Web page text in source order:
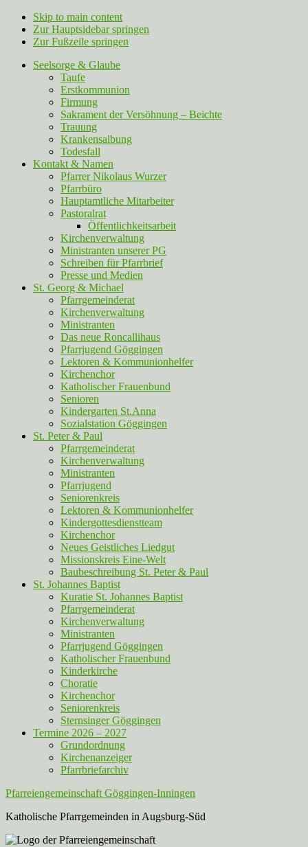
Skip to main content
Zur Hauptsidebar springen
Zur Fußzeile springen
Seelsorge & Glaube
Taufe
Erstkommunion
Firmung
Sakrament der Versöhnung – Beichte
Trauung
Krankensalbung
Todesfall
Kontakt & Namen
Pfarrer Nikolaus Wurzer
Pfarrbüro
Hauptamtliche Mitarbeiter
Pastoralrat
Öffentlichkeitsarbeit
Kirchenverwaltung
Ministranten unserer PG
Schreiben für Pfarrbrief
Presse und Medien
St. Georg & Michael
Pfarrgemeinderat
Kirchenverwaltung
Ministranten
Das neue Roncallihaus
Pfarrjugend Göggingen
Lektoren & Kommunionhelfer
Kirchenchor
Katholischer Frauenbund
Senioren
Kindergarten St.Anna
Sozialstation Göggingen
St. Peter & Paul
Pfarrgemeinderat
Kirchenverwaltung
Ministranten
Pfarrjugend
Seniorenkreis
Lektoren & Kommunionhelfer
Kindergottesdienstteam
Kirchenchor
Neues Geistliches Liedgut
Missionskreis Eine-Welt
Baubeschreibung St. Peter & Paul
St. Johannes Baptist
Kuratie St. Johannes Baptist
Pfarrgemeinderat
Kirchenverwaltung
Ministranten
Pfarrjugend Göggingen
Katholischer Frauenbund
Kinderkirche
Choratie
Kirchenchor
Seniorenkreis
Sternsinger Göggingen
Termine 2026 – 2027
Grundordnung
Kirchenanzeiger
Pfarrbriefarchiv
Pfarreiengemeinschaft Göggingen-Inningen
Katholische Pfarrgemeinden in Augsburg-Süd